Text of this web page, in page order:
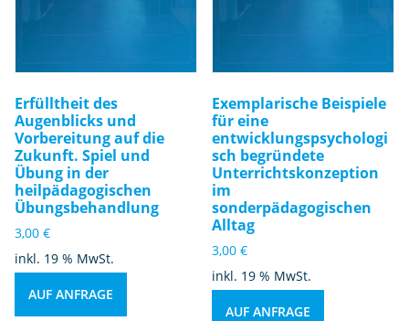
Erfülltheit des
Augenblicks und
Vorbereitung auf die
Zukunft. Spiel und
Übung in der
heilpädagogischen
Übungsbehandlung
3,00 €
inkl. 19 % MwSt.
AUF ANFRAGE
Exemplarische Beispiele
für eine
entwicklungspsychologi
sch begründete
Unterrichtskonzeption
im
sonderpädagogischen
Alltag
3,00€
inkl. 19 % MwSt.
AUF ANFRAGE